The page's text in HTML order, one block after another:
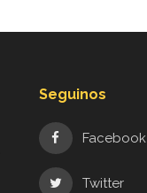
Seguinos
Facebook
Twitter